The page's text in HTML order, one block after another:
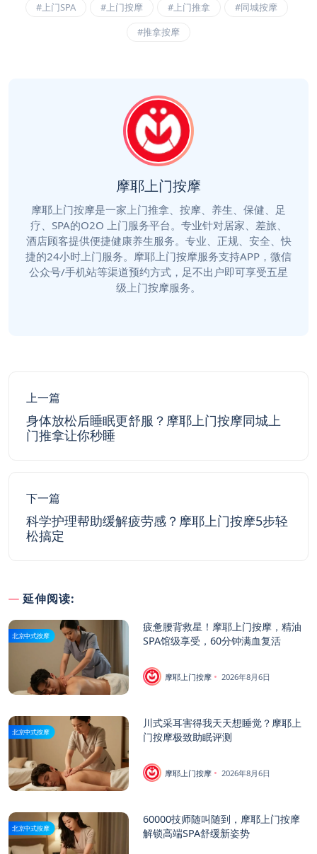
#上门SPA #上门按摩 #上门推拿
#同城按摩
#推拿按摩
摩耶上门按摩
摩耶上门按摩是一家上门推拿、按摩、养生、保健、足
疗、SPA的O2O 上门服务平台。专业针对居家、差旅、
酒店顾客提供便捷健康养生服务。专业、正规、安全、快
捷的24小时上门服务。摩耶上门按摩服务支持APP，微信
公众号/手机站等渠道预约方式，足不出户即可享受五星
级上门按摩服务。
上一篇
身体放松后睡眠更舒服？摩耶上门按摩同城上
门推拿让你秒睡
下一篇
科学护理帮助缓解疲劳感？摩耶上门按摩5步轻
松搞定
延伸阅读:
北京中式按摩
疲惫腰背救星！摩耶上门按摩，精油
SPA馆级享受，60分钟满血复活
摩耶上门按摩 2026年8月6日
北京中式按摩
川式采耳害得我天天想睡觉？摩耶上
门按摩极致助眠评测
摩耶上门按摩 2026年8月6日
北京中式按摩
60000技师随叫随到，摩耶上门按摩
解锁高端SPA舒缓新姿势